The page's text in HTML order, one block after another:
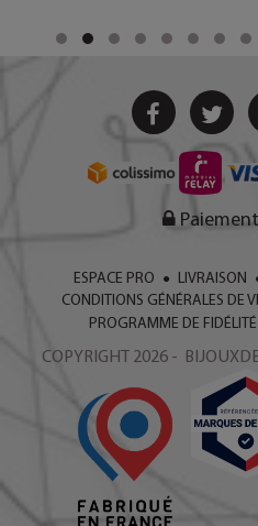
ESPACE PRO LIVRAISON
CONDITIONS GÉNÉRALES DE
PROGRAMME DE FIDÉLITÉ
COPYRIGHT 2026 -